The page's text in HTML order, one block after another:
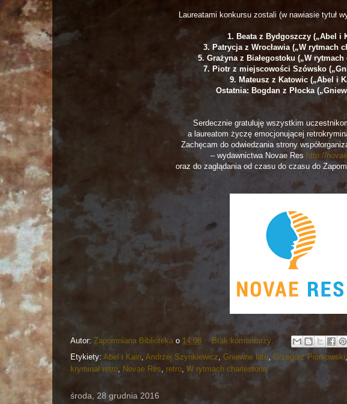
Laureatami konkursu zostali (w nawiasie tytuł
1. Beata z Bydgoszczy („Abel i
3. Patrycja z Wrocławia („W rytmach
5. Grażyna z Białegostoku („W
7. Piotr z miejscowości Szówsko
9. Mateusz z Katowic („Abel i
Ostatnia: Bogdan z Płocka
Serdecznie gratuluję wszystkim
a laureatom życzę emocjonującej
Zachęcam do odwiedzania strony
– wydawnictwa Novae Res http://
oraz do zaglądania od czasu do czasu do
Autor: Zapomniana Biblioteka o 14:08
Brak komentarzy:
Etykiety: Abel i Kain Andrzej Szynkiewicz Gniewne lato Grzegorz Piórkowski
kryminał retro Novae Res retro W rytmach charlestona
środa, 28 grudnia 2016